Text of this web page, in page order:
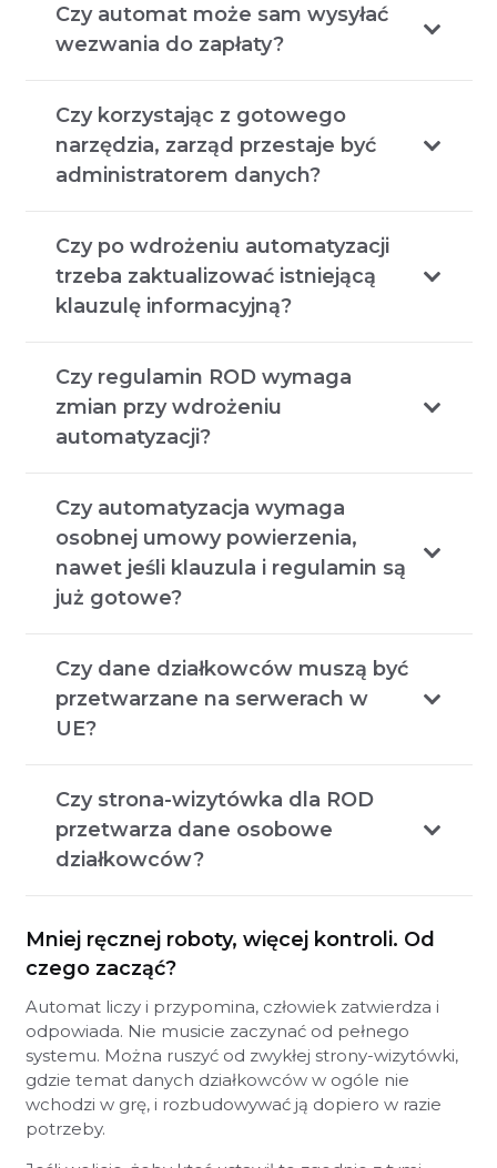
Czy automat może sam wysyłać
wezwania do zapłaty?
Czy korzystając z gotowego
narzędzia, zarząd przestaje być
administratorem danych?
Czy po wdrożeniu automatyzacji
trzeba zaktualizować istniejącą
klauzulę informacyjną?
Czy regulamin ROD wymaga
zmian przy wdrożeniu
automatyzacji?
Czy automatyzacja wymaga
osobnej umowy powierzenia,
nawet jeśli klauzula i regulamin są
już gotowe?
Czy dane działkowców muszą być
przetwarzane na serwerach w
UE?
Czy strona-wizytówka dla ROD
przetwarza dane osobowe
działkowców?
Mniej ręcznej roboty, więcej kontroli. Od
czego zacząć?
Automat liczy i przypomina, człowiek zatwierdza i
odpowiada. Nie musicie zaczynać od pełnego
systemu. Można ruszyć od zwykłej strony-wizytówki,
gdzie temat danych działkowców w ogóle nie
wchodzi w grę, i rozbudowywać ją dopiero w razie
potrzeby.